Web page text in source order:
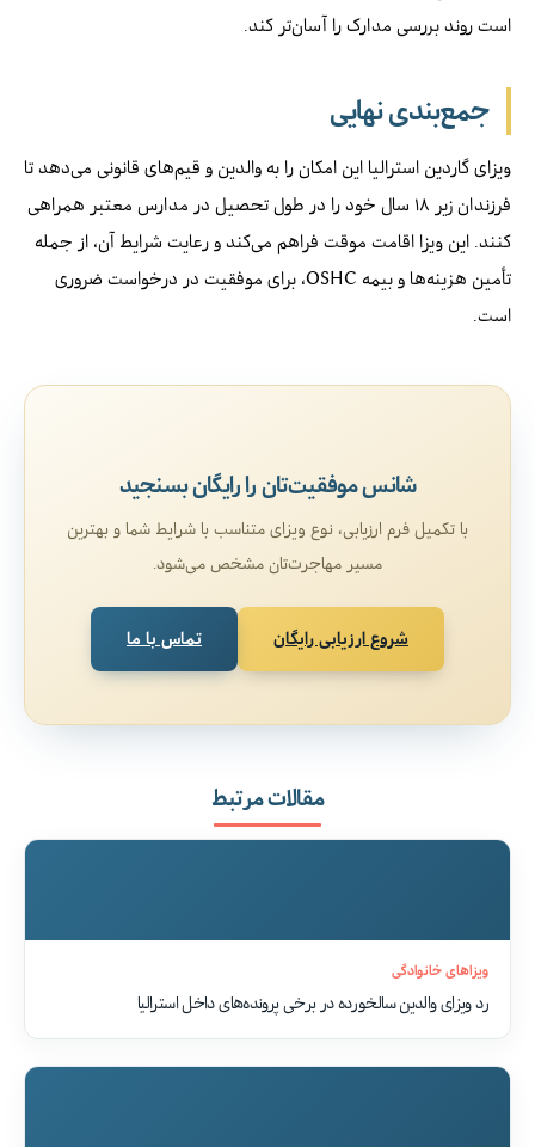
است روند بررسی مدارک را آسان‌تر کند.
جمع‌بندی نهایی
ویزای گاردین استرالیا این امکان را به والدین و قیم‌های قانونی می‌دهد تا
فرزندان زیر ۱۸ سال خود را در طول تحصیل در مدارس معتبر همراهی
کنند. این ویزا اقامت موقت فراهم می‌کند و رعایت شرایط آن، از جمله
تأمین هزینه‌ها و بیمه OSHC، برای موفقیت در درخواست ضروری
است.
شانس موفقیت‌تان را رایگان بسنجید
با تکمیل فرم ارزیابی، نوع ویزای متناسب با شرایط شما و بهترین
مسیر مهاجرت‌تان مشخص می‌شود.
شروع ارزیابی رایگان تماس با ما
مقالات مرتبط
ویزاهای خانوادگی
رد ویزای والدین سالخورده در برخی پرونده‌های داخل استرالیا